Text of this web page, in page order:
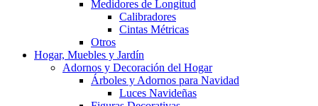
Medidores de Longitud
Calibradores
Cintas Métricas
Otros
Hogar, Muebles y Jardín
Adornos y Decoración del Hogar
Árboles y Adornos para Navidad
Luces Navideñas